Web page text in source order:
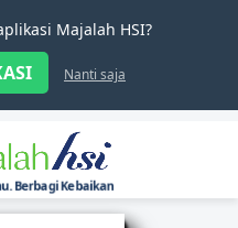
Majalah HSI?
Nanti saja
Berbagi Kebaikan